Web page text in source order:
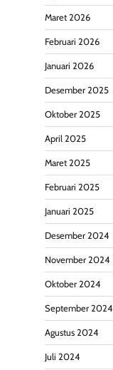
Maret 2026
Februari 2026
Januari 2026
Desember 2025
Oktober 2025
April 2025
Maret 2025
Februari 2025
Januari 2025
Desember 2024
November 2024
Oktober 2024
September 2024
Agustus 2024
Juli 2024